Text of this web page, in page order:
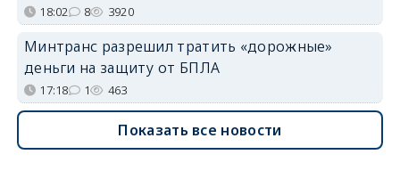
18:02 8 3920
Минтранс разрешил тратить «дорожные»
деньги на защиту от БПЛА
17:18 1 463
Показать все новости